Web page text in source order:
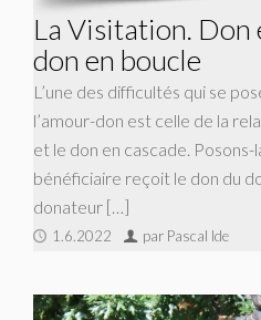
La Visitation. Don
don en boucle
L’une des difficultés qui se
l’amour-don est celle de la
et le don en cascade. Posons-
bénéficiaire reçoit le don du
donateur […]
1.6.2022 par Pascal Ide